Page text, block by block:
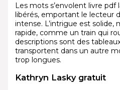
Les mots s’envolent livre
libérés, emportant le lecteur
intense. L’intrigue est solide,
rapide, comme un train qui
descriptions sont des
transportent dans un autre
trop longues.
Kathryn Lasky gratuit